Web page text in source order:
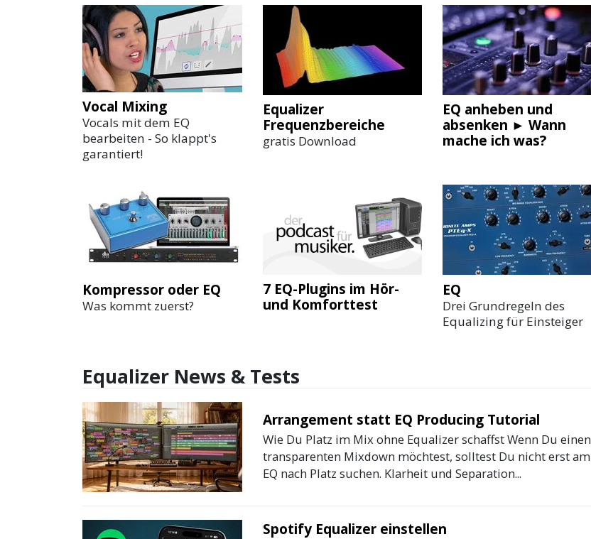
Vocal Mixing
Vocals mit dem EQ
bearbeiten - So klappt's
garantiert!
Equalizer
Frequenzbereiche
gratis Download
EQ anheben und
absenken ► Wann
mache ich was?
Kompressor oder EQ
Was kommt zuerst?
7 EQ-Plugins im Hör-
und Komforttest
EQ
Drei Grundregeln des
Equalizing für Einsteiger
Equalizer News & Tests
Arrangement statt EQ Producing Tutorial
Wie Du Platz im Mix ohne Equalizer schaffst Wenn Du einen
transparenten Mixdown möchtest, solltest Du nicht erst am
EQ nach Platz suchen. Klarheit und Separation...
Spotify Equalizer einstellen